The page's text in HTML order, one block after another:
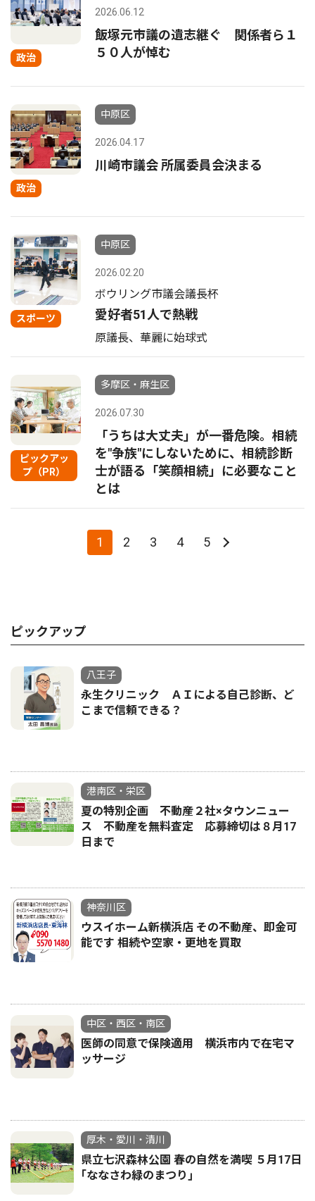
政治
2026.06.12
飯塚元市議の遺志継ぐ 関係者ら１
５０人が悼む
政治
中原区
2026.04.17
川崎市議会 所属委員会決まる
スポーツ
中原区
2026.02.20
ボウリング市議会議長杯
愛好者51人で熱戦
原議長、華麗に始球式
ピックアッ
プ（PR）
多摩区・麻生区
2026.07.30
「うちは大丈夫」が一番危険。相続
を"争族"にしないために、相続診断
士が語る「笑顔相続」に必要なこと
とは
1 2 3 4 5
ピックアップ
八王子
永生クリニック ＡＩによる自己診断、ど
こまで信頼できる？
港南区・栄区
夏の特別企画 不動産２社×タウンニュー
ス 不動産を無料査定 応募締切は８月17
日まで
神奈川区
ウスイホーム新横浜店 その不動産、即金可
能です 相続や空家・更地を買取
中区・西区・南区
医師の同意で保険適用 横浜市内で在宅マ
ッサージ
厚木・愛川・清川
県立七沢森林公園 春の自然を満喫 ５月17日
｢ななさわ緑のまつり｣